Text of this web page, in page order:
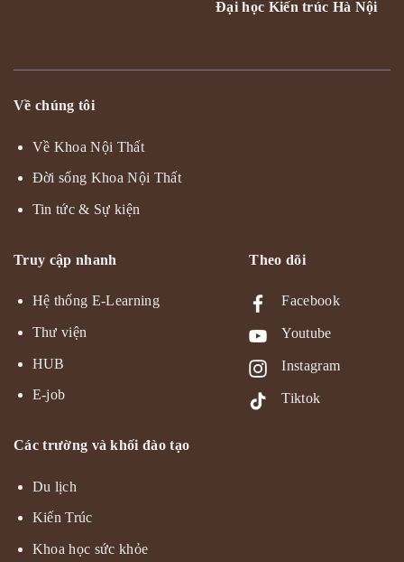
Đại học Kiến trúc Hà Nội
Về chúng tôi
Về Khoa Nội Thất
Đời sống Khoa Nội Thất
Tin tức & Sự kiện
Truy cập nhanh
Hệ thống E-Learning
Thư viện
HUB
E-job
Theo dõi
Facebook
Youtube
Instagram
Tiktok
Các trường và khối đào tạo
Du lịch
Kiến Trúc
Khoa học sức khỏe